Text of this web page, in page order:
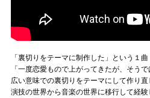
「裏切りをテーマに制作した」という１曲
「一度恋愛もので上がってきたが、そう
広い意味での裏切りをテーマにして作り直
演技の世界から音楽の世界に移行して経験